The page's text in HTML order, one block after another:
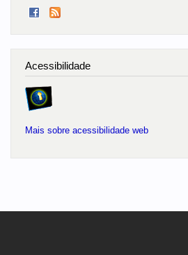
Acessibilidade
Mais sobre acessibilidade web